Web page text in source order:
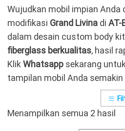
Wujudkan mobil impian Anda
modifikasi Grand Livina di AT-
dalam desain custom body
fiberglass berkualitas, hasil
Klik Whatsapp sekarang
tampilan mobil Anda
Menampilkan semua 2 hasil